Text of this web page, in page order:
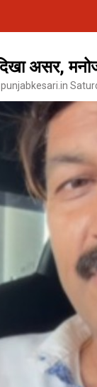
असर,
punjabkesari.in